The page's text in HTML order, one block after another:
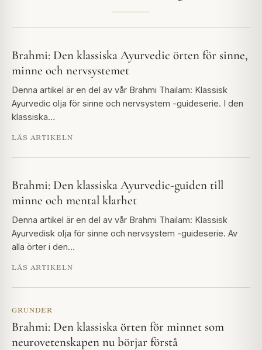
Brahmi: Den klassiska Ayurvedic örten för sinne,
minne och nervsystemet
Denna artikel är en del av vår Brahmi Thailam: Klassisk
Ayurvedic olja för sinne och nervsystem -guideserie. I den
klassiska…
LÄS ARTIKELN
Brahmi: Den klassiska Ayurvedic-guiden till
minne och mental klarhet
Denna artikel är en del av vår Brahmi Thailam: Klassisk
Ayurvedisk olja för sinne och nervsystem -guideserie. Av
alla örter i den…
LÄS ARTIKELN
GRUNDER
Brahmi: Den klassiska örten för minnet som
neurovetenskapen nu börjar förstå